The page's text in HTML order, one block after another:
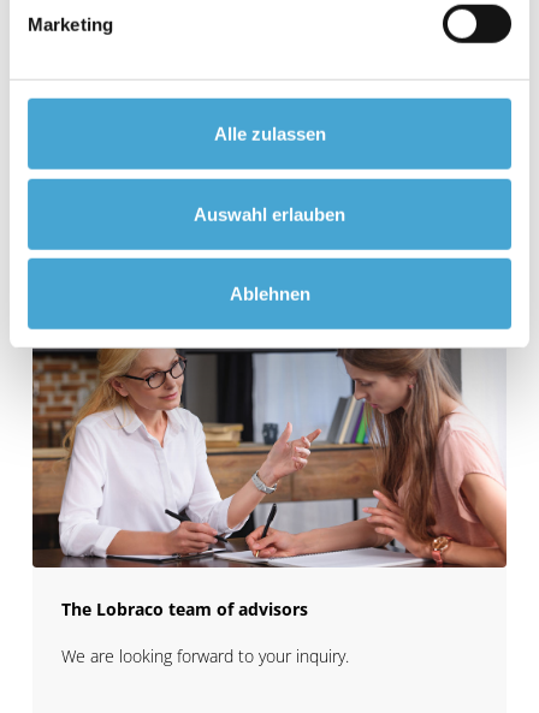
Marketing
Alle zulassen
Auswahl erlauben
Ablehnen
The Lobraco team of advisors
We are looking forward to your inquiry.